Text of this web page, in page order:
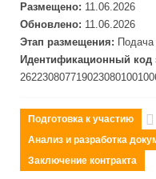
Размещено: 11.06.2026
Обновлено: 11.06.2026
Этап размещения: Подача
Идентификационный код
Подготовка к участию
Анализ и разработка
Заключение контракта